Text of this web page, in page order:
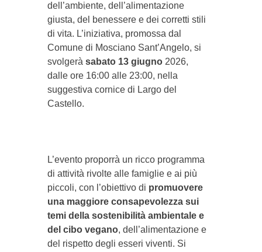
dell’ambiente, dell’alimentazione
giusta, del benessere e dei corretti stili
di vita. L’iniziativa, promossa dal
Comune di Mosciano Sant’Angelo, si
svolgerà sabato 13 giugno2026,
dalle ore 16:00 alle 23:00, nella
suggestiva cornice di Largo del
Castello.
L’evento proporrà un ricco programma
di attività rivolte alle famiglie e ai più
piccoli, con l’obiettivo di promuovere
una maggiore consapevolezza sui
temi della sostenibilità ambientale e
del cibo vegano, dell’alimentazione e
del rispetto degli esseri viventi. Si